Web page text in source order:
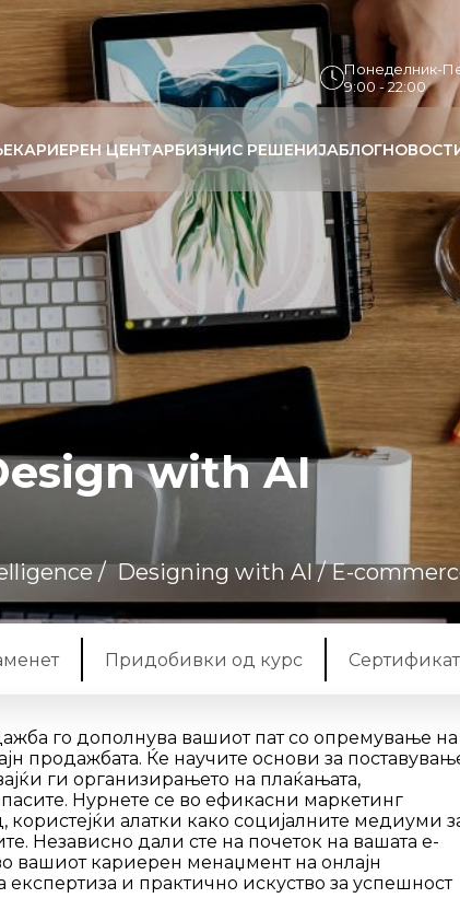
Понеделник-
9:00 - 22:00
КАРИЕРЕН ЦЕНТАРБИЗНИС РЕШЕНИЈАБЛОГ
with AI
/ Designing with AI / E-
Придобивки од курс
го дополнува вашиот пат со опремување на
продажбата. Ќе научите основи за
ги организирањето на плаќањата,
Нурнете се во ефикасни маркетинг
алатки како социјалните медиуми
Независно дали сте на почеток на вашата е-
вашиот кариерен менаџмент на онлајн
и практично искуство за успешност